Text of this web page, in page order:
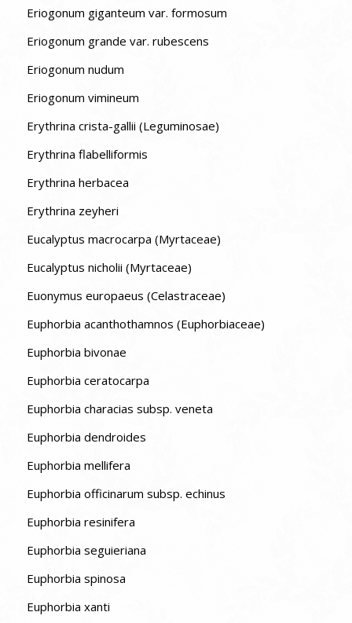
Eriogonum giganteum var. formosum
Eriogonum grande var. rubescens
Eriogonum nudum
Eriogonum vimineum
Erythrina crista-gallii (Leguminosae)
Erythrina flabelliformis
Erythrina herbacea
Erythrina zeyheri
Eucalyptus macrocarpa (Myrtaceae)
Eucalyptus nicholii (Myrtaceae)
Euonymus europaeus (Celastraceae)
Euphorbia acanthothamnos (Euphorbiaceae)
Euphorbia bivonae
Euphorbia ceratocarpa
Euphorbia characias subsp. veneta
Euphorbia dendroides
Euphorbia mellifera
Euphorbia officinarum subsp. echinus
Euphorbia resinifera
Euphorbia seguieriana
Euphorbia spinosa
Euphorbia xanti